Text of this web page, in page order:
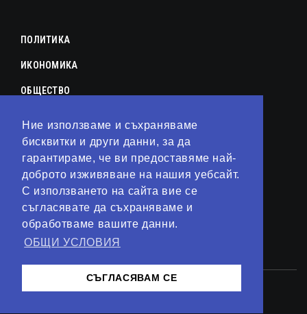
Ние използваме и съхраняваме
бисквитки и други данни, за да
гарантираме, че ви предоставяме най-
доброто изживяване на нашия уебсайт.
С използването на сайта вие се
съгласявате да съхраняваме и
обработваме вашите данни.
ОБЩИ УСЛОВИЯ
СЪГЛАСЯВАМ СЕ
ПОЛИТИКА
ИКОНОМИКА
ОБЩЕСТВО
КУЛТУРА
ЛАЙФСТАЙЛ
ТЕХНОЛОГИИ
АНАЛИЗИ
СВЯТ
© 2023 – Сайт отKirov Invest Group